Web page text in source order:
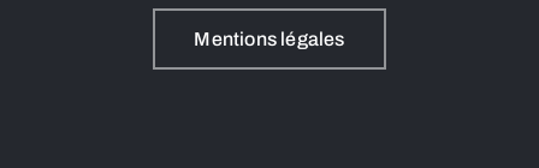
Mentions légales